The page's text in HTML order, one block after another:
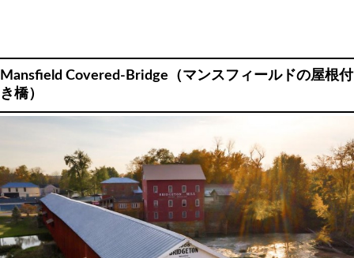
Mansfield Covered-Bridge（マンスフィールドの屋根付
き橋）